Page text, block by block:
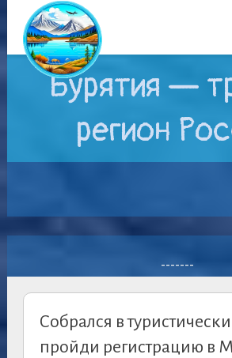
Бурятия —
регион
-------
Собрался в
пройди регистрацию в